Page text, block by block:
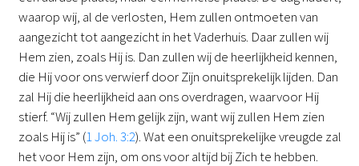
waarop wij, al de verlosten, Hem zullen ontmoeten van
aangezicht tot aangezicht in het Vaderhuis. Daar zullen wij
Hem zien, zoals Hij is. Dan zullen wij de heerlijkheid kennen,
die Hij voor ons verwierf door Zijn onuitsprekelijk lijden. Dan
zal Hij die heerlijkheid aan ons overdragen, waarvoor Hij
stierf. “Wij zullen Hem gelijk zijn, want wij zullen Hem zien
zoals Hij is” (1 Joh. 3:2). Wat een onuitsprekelijke vreugde zal
het voor Hem zijn, om ons voor altijd bij Zich te hebben.